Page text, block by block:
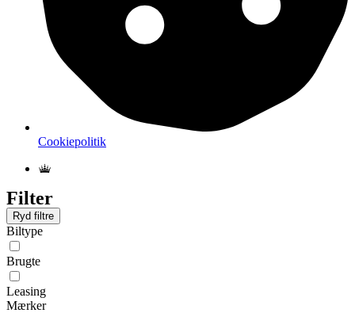
Cookiepolitik
Filter
Ryd filtre
Biltype
Brugte
Leasing
Mærker